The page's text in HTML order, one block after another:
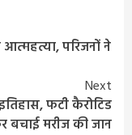
परिजनों ने
Next
फटी कैरोटिड
मरीज की जान